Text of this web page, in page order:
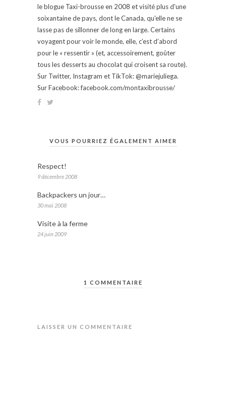
le blogue Taxi-brousse en 2008 et visité plus d'une
soixantaine de pays, dont le Canada, qu'elle ne se
lasse pas de sillonner de long en large. Certains
voyagent pour voir le monde, elle, c’est d’abord
pour le « ressentir » (et, accessoirement, goûter
tous les desserts au chocolat qui croisent sa route).
Sur Twitter, Instagram et TikTok: @mariejuliega.
Sur Facebook: facebook.com/montaxibrousse/
VOUS POURRIEZ ÉGALEMENT AIMER
Respect!
9 décembre 2008
Backpackers un jour…
30 mai 2008
Visite à la ferme
24 juin 2009
1 COMMENTAIRE
LAISSER UN COMMENTAIRE